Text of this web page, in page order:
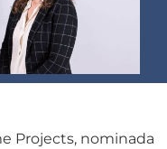
Projects, nominada